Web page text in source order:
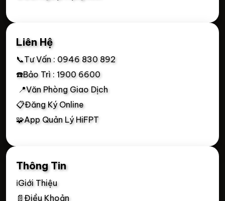
Liên Hệ
📞Tư Vấn : 0946 830 892
☎️Bảo Trì : 1900 6600
📍Văn Phòng Giao Dịch
📋Đăng Ký Online
🧩App Quản Lý HiFPT
Thông Tin
ℹ️Giới Thiệu
📄Điều Khoản